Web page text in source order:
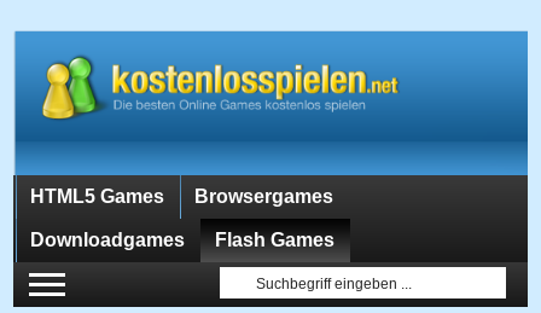
HTML5 Games Browsergames
Downloadgames Flash Games